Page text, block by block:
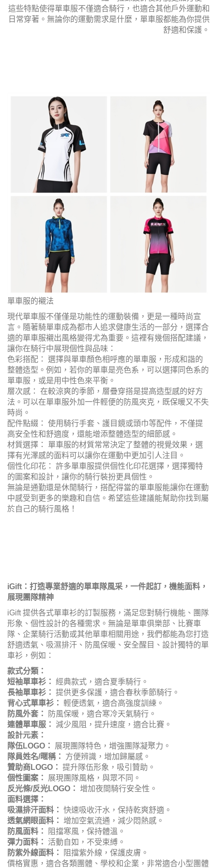
這些特點使得單車服不僅適合騎行，也適合其他戶外運動和
日常穿著。無論你的運動需求是什麼，單車服都能為你提供
舒適和保護。
單車服的襯法
現代單車服不僅僅是功能性的運動裝備，更是一種時尚宣
言。隨著騎單車成為都市人追求健康生活的一部分，選擇合
適的單車服襯出風格變得尤為重要。這裡有幾個搭配建議，
讓你在騎行中展現個性與品味：
色彩搭配： 選擇與單車顏色相呼應的單車服，形成和諧的
整體造型。例如，若你的單車是亮色系，可以選擇同色系的
單車服，或是用中性色來平衡。
層次感： 在較涼爽的季節，層疊穿搭是提高造型感的好方
法。可以在單車服外加一件輕便的防風夾克，既保暖又不失
時尚。
配件點綴： 使用騎行手套、護目鏡或頭巾等配件，不僅提
高安全性和舒適度，還能增添整體造型的細節感。
材質選擇： 單車服的材質常常決定了整體的視覺效果，選
擇有光澤感的面料可以讓你在運動中更加引人注目。
個性化印花： 許多單車服提供個性化印花選擇，選擇獨特
的圖案和設計，讓你的騎行裝扮更具個性。
無論是通勤還是休閒騎行，搭配得當的單車服能讓你在運動
中感受到更多的樂趣和自信。希望這些建議能幫助你找到屬
於自己的騎行風格！
iGift：打造專業舒適的單車隊風采，一件起訂，機能面料，
展現團隊精神
iGift 提供各式單車衫的訂製服務，滿足您對騎行機能、團隊
形象、個性設計的各種需求。無論是單車俱樂部、比賽車
隊、企業騎行活動或其他單車相關用途，我們都能為您打造
舒適透氣、吸濕排汗、防風保暖、安全醒目、設計獨特的單
車衫，例如：
款式分類：
短袖單車衫： 經典款式，適合夏季騎行。
長袖單車衫： 提供更多保護，適合春秋季節騎行。
背心式單車衫： 輕便透氣，適合高強度訓練。
防風外套：
防風保暖，適合寒冷天氣騎行。
連體單車服：
減少風阻，提升速度，適合比賽。
設計元素：
隊伍LOGO：
展現團隊特色，增強團隊凝聚力。
隊員姓名/暱稱：
方便辨識，增加歸屬感。
贊助商LOGO： 提升隊伍形象，吸引贊助。
個性圖案：
展現團隊風格，與眾不同。
反光條/反光LOGO： 增加夜間騎行安全性。
面料選擇：
吸濕排汗面料： 快速吸收汗水，保持乾爽舒適。
透氣網眼面料： 增加空氣流通，減少悶熱感。
防風面料：
阻擋寒風，保持體溫。
彈力面料：
活動自如，不受束縛。
防紫外線面料：
阻擋紫外線，保護皮膚。
價格實惠，適合各類團體、學校和企業，非常適合小型團體